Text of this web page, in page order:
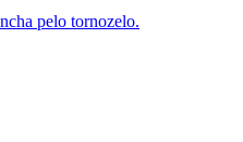
pelo tornozelo.